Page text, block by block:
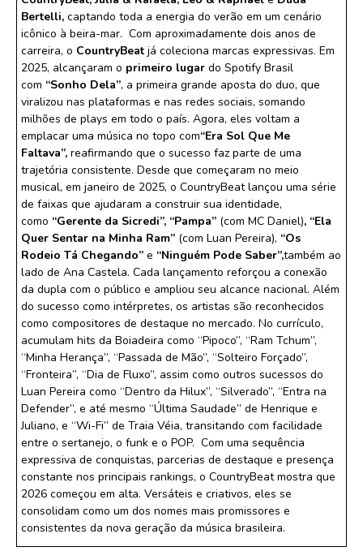
Bertelli, captando toda a energia do verão em um cenário
icônico à beira-mar. Com aproximadamente dois anos de
carreira, o CountryBeat já coleciona marcas expressivas. Em
2025, alcançaram o primeiro lugar do Spotify Brasil
com “Sonho Dela”, a primeira grande aposta do duo, que
viralizou nas plataformas e nas redes sociais, somando
milhões de plays em todo o país. Agora, eles voltam a
emplacar uma música no topo com“Era Sol Que Me
Faltava”, reafirmando que o sucesso faz parte de uma
trajetória consistente. Desde que começaram no meio
musical, em janeiro de 2025, o CountryBeat lançou uma série
de faixas que ajudaram a construir sua identidade,
como “Gerente da Sicredi”, “Pampa” (com MC Daniel), “Ela
Quer Sentar na Minha Ram” (com Luan Pereira), “Os
Rodeio Tá Chegando” e “Ninguém Pode Saber”,também ao
lado de Ana Castela. Cada lançamento reforçou a conexão
da dupla com o público e ampliou seu alcance nacional. Além
do sucesso como intérpretes, os artistas são reconhecidos
como compositores de destaque no mercado. No currículo,
acumulam hits da Boiadeira como “Pipoco”, “Ram Tchum”,
“Minha Herança”, “Passada de Mão”, “Solteiro Forçado”,
“Fronteira”, “Dia de Fluxo”, assim como outros sucessos do
Luan Pereira como “Dentro da Hilux”, “Silverado”, “Entra na
Defender”, e até mesmo “Última Saudade” de Henrique e
Juliano, e “Wi-Fi” de Traia Véia, transitando com facilidade
entre o sertanejo, o funk e o POP. Com uma sequência
expressiva de conquistas, parcerias de destaque e presença
constante nos principais rankings, o CountryBeat mostra que
2026 começou em alta. Versáteis e criativos, eles se
consolidam como um dos nomes mais promissores e
consistentes da nova geração da música brasileira.